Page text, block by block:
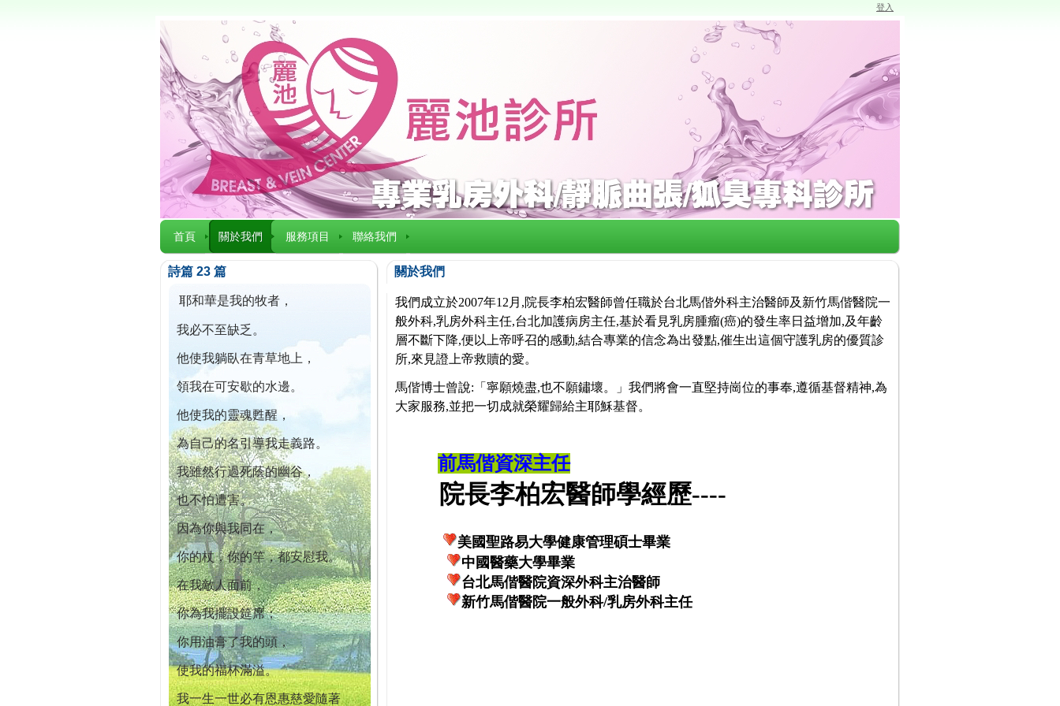
登入
首頁 關於我們 服務項目 聯絡我們
詩篇 23 篇
耶和華是我的牧者，
我必不至缺乏。
他使我躺臥在青草地上，
領我在可安歇的水邊。
他使我的靈魂甦醒，
為自己的名引導我走義路。
我雖然行過死蔭的幽谷，
也不怕遭害。
因為你與我同在，
你的杖，你的竿，都安慰我。
在我敵人面前，
你為我擺設筵席；
你用油膏了我的頭，
使我的福杯滿溢。
我一生一世必有恩惠慈愛隨著
關於我們
我們成立於2007年12月,院長李柏宏醫師曾任職於台北馬偕外科主治醫師及新竹馬偕醫院一
般外科,乳房外科主任,台北加護病房主任,基於看見乳房腫瘤(癌)的發生率日益增加,及年齡
層不斷下降,便以上帝呼召的感動,結合專業的信念為出發點,催生出這個守護乳房的優質診
所,來見證上帝救贖的愛。
馬偕博士曾說:「寧願燒盡,也不願鏽壞。」我們將會一直堅持崗位的事奉,遵循基督精神,為
大家服務,並把一切成就榮耀歸給主耶穌基督。
前馬偕資深主任
院長李柏宏醫師學經歷----
美國聖路易大學健康管理碩士畢業
中國醫藥大學畢業
台北馬偕醫院資深外科主治醫師
新竹馬偕醫院一般外科/乳房外科主任